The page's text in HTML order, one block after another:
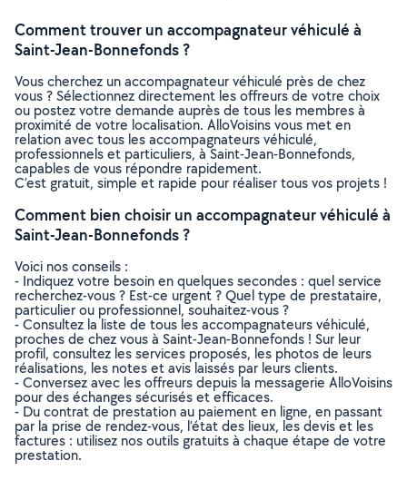
Comment trouver un accompagnateur véhiculé à
Saint-Jean-Bonnefonds ?
Vous cherchez un accompagnateur véhiculé près de chez
vous ? Sélectionnez directement les offreurs de votre choix
ou postez votre demande auprès de tous les membres à
proximité de votre localisation. AlloVoisins vous met en
relation avec tous les accompagnateurs véhiculé,
professionnels et particuliers, à Saint-Jean-Bonnefonds,
capables de vous répondre rapidement.
C’est gratuit, simple et rapide pour réaliser tous vos projets !
Comment bien choisir un accompagnateur véhiculé à
Saint-Jean-Bonnefonds ?
Voici nos conseils :
- Indiquez votre besoin en quelques secondes : quel service
recherchez-vous ? Est-ce urgent ? Quel type de prestataire,
particulier ou professionnel, souhaitez-vous ?
- Consultez la liste de tous les accompagnateurs véhiculé,
proches de chez vous à Saint-Jean-Bonnefonds ! Sur leur
profil, consultez les services proposés, les photos de leurs
réalisations, les notes et avis laissés par leurs clients.
- Conversez avec les offreurs depuis la messagerie AlloVoisins
pour des échanges sécurisés et efficaces.
- Du contrat de prestation au paiement en ligne, en passant
par la prise de rendez-vous, l’état des lieux, les devis et les
factures : utilisez nos outils gratuits à chaque étape de votre
prestation.